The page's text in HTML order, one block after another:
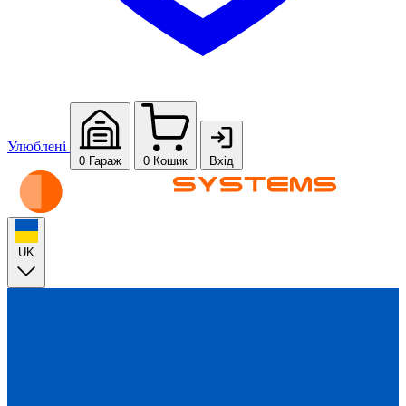
Улюблені
0 Гараж 0 Кошик Вхід